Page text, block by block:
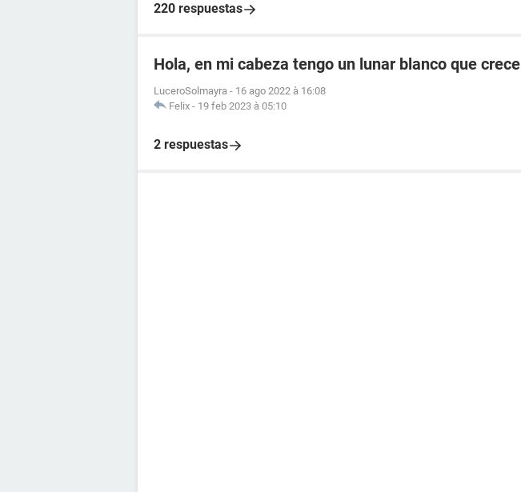
220 respuestas
Hola, en mi cabeza tengo un lunar blanco que crece
LuceroSolmayra - 16 ago 2022 à 16:08
Felix - 19 feb 2023 à 05:10
2 respuestas